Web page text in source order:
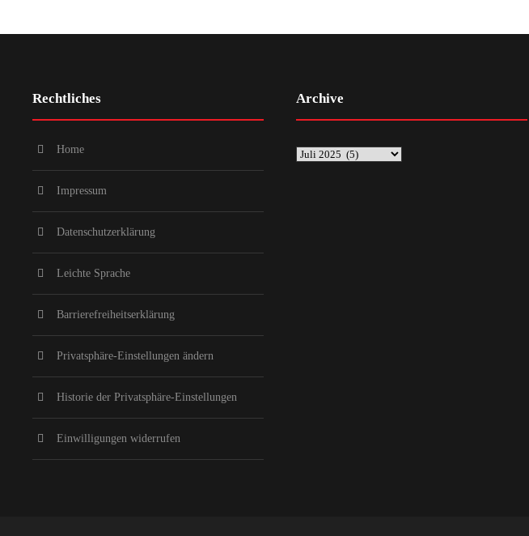
Rechtliches
Home
Impressum
Datenschutzerklärung
Leichte Sprache
Barrierefreiheitserklärung
Privatsphäre-Einstellungen ändern
Historie der Privatsphäre-Einstellungen
Einwilligungen widerrufen
Archive